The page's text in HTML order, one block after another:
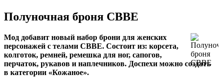
Полуночная броня CBBE
Мод добавит новый набор брони для женских
персонажей с телами CBBE. Состоит из: корсета,
колготок, ремней, ремешка для ног, сапогов,
перчаток, рукавов и наплечников. Доспехи можно создать
в категории «Кожаное».